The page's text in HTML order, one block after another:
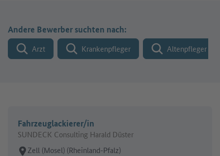
Andere Bewerber suchten nach:
Arzt Krankenpfleger Altenpfleger
Fahrzeuglackierer/in
SUNDECK Consulting Harald Düster
Arbeitsort:
Zell (Mosel) (Rheinland-Pfalz)